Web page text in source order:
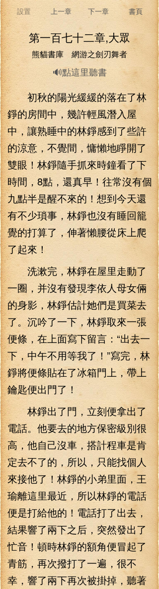
設置 上一章 下一章 書頁
第一百七十二章,大眾
熊貓書庫 網游之劍刃舞者
🔊點這里聽書
初秋的陽光緩緩的落在了林
錚的房間中，幾許輕風潛入屋
中，讓熟睡中的林錚感到了些許
的涼意，不覺間，慵懶地睜開了
雙眼！林錚隨手抓來時鐘看了下
時間，8點，還真早！往常沒有個
九點半是醒不來的！想到今天還
有不少瑣事，林錚也沒有睡回籠
覺的打算了，伸著懶腰從床上爬
了起來！
洗漱完，林錚在屋里走動了
一圈，并沒有發現李依人母女倆
的身影，林錚估計她們是買菜去
了。沉吟了一下，林錚取來一張
便條，在上面寫下留言：“出去一
下，中午不用等我了！”寫完，林
錚將便條貼在了冰箱門上，帶上
鑰匙便出門了！
林錚出了門，立刻便拿出了
電話。他要去的地方保密級別很
高，他自己沒車，搭計程車是肯
定去不了的，所以，只能找個人
來接他了！林錚的小弟里面，王
瑜離這里最近，所以林錚的電話
便是打給他的！電話打了出去，
結果響了兩下之后，突然發出了
忙音！頓時林錚的額角便冒起了
青筋，再次撥打了一遍，很不
幸，響了兩下再次被掛掉，聽著